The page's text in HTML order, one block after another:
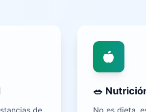
de
🥗
No es dieta,